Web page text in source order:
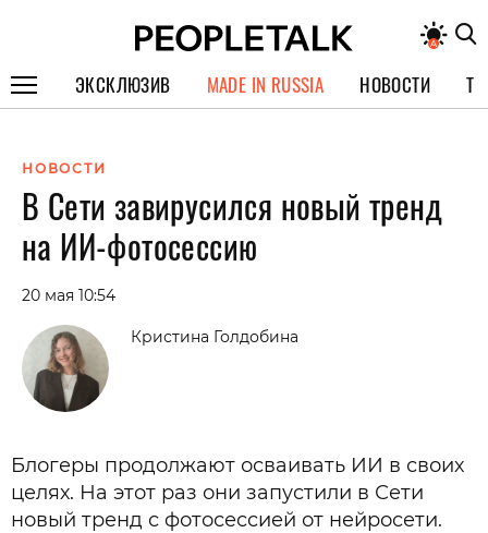
ЭКСКЛЮЗИВ
СПЕЦПРОЕКТЫ
ИНТЕРВЬЮ
ПОКОЛЕНИЕ
MADE IN RUSSIA НОВОСТИ
НОВОСТИ
В Сети завирусился новый тренд
на ИИ-фотосессию
20 мая 10:54
Кристина Голдобина
Блогеры продолжают осваивать ИИ в своих
целях. На этот раз они запустили в Сети
новый тренд с фотосессией от нейросети.